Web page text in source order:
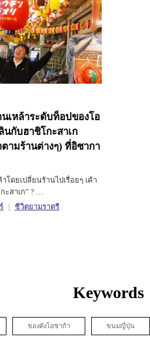
นเหล้าระดับท็อปของโอ
นกับฮาชิโกะสาเก
ามร้านต่างๆ) ที่อิซากา
โดยเปลี่ยนร้านไปเรื่อยๆ เค้า
ะสาเก” ? …
ชีวิตยามราตรี
Keywords
ของดังโอซาก้า ขนมญี่ปุ่น